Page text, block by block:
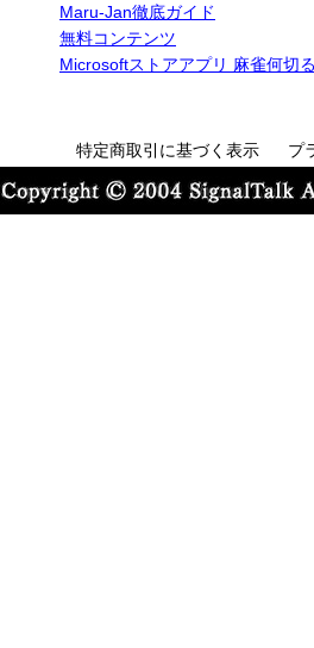
Maru-Jan徹底ガイド
無料コンテンツ
Microsoftストアアプリ 麻雀何切
特定商取引に基づく表示 プ